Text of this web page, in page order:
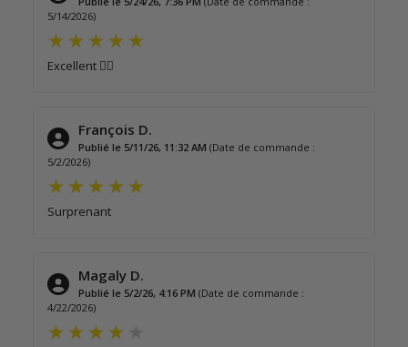
5/14/2026)
Excellent 👍🏼
François D.
Publié le 5/11/26, 11:32 AM (Date de commande :
5/2/2026)
Surprenant
Magaly D.
Publié le 5/2/26, 4:16 PM (Date de commande :
4/22/2026)